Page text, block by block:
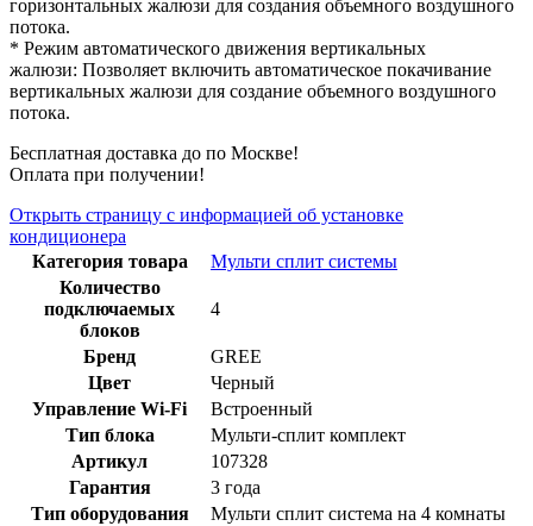
горизонтальных жалюзи для создания объемного воздушного
потока.
* Режим автоматического движения вертикальных
жалюзи: Позволяет включить автоматическое покачивание
вертикальных жалюзи для создание объемного воздушного
потока.
Бесплатная доставка до по Москве!
Оплата при получении!
Открыть страницу с информацией об установке
кондиционера
Категория товара
Мульти сплит системы
Количество
подключаемых
блоков
4
Бренд
GREE
Цвет
Черный
Управление Wi-Fi
Встроенный
Тип блока
Мульти-сплит комплект
Артикул
107328
Гарантия
3 года
Тип оборудования
Мульти сплит система на 4 комнаты